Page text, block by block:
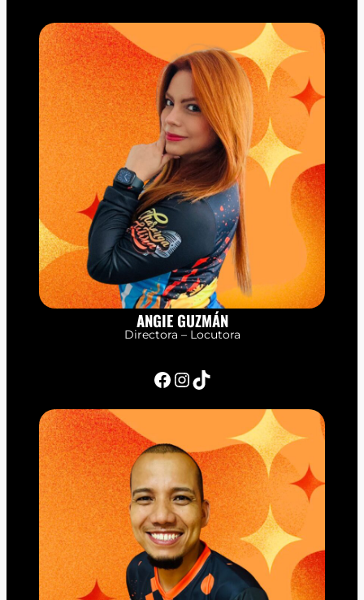
ANGIE GUZMÁN
Directora – Locutora
Facebook InstagramTikTok